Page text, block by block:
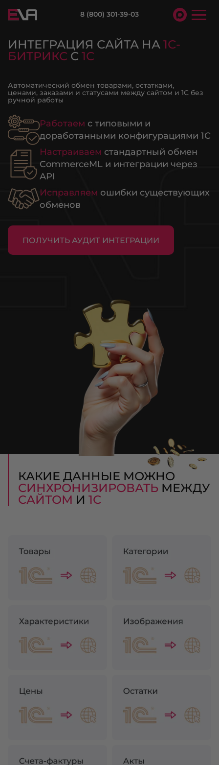
8 (800) 301-39-03
ИНТЕГРАЦИЯ САЙТА НА 1С-
БИТРИКС С 1С
Автоматический обмен товарами, остатками,
ценами, заказами и статусами между сайтом и 1С без
ручной работы
Работаем с типовыми и
доработанными конфигурациями 1С
Настраиваем стандартный обмен
CommerceML и интеграции через
API
Исправляем ошибки существующих
обменов
ПОЛУЧИТЬ АУДИТ ИНТЕГРАЦИИ
КАКИЕ ДАННЫЕ МОЖНО
СИНХРОНИЗИРОВАТЬ МЕЖДУ
САЙТОМ И 1С